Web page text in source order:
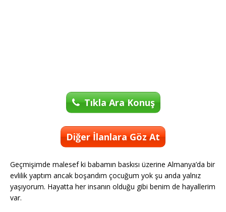
Tıkla Ara Konuş
Diğer İlanlara Göz At
Geçmişimde malesef ki babamın baskısı üzerine Almanya’da bir
evlilik yaptım ancak boşandım çocuğum yok şu anda yalnız
yaşıyorum. Hayatta her insanın olduğu gibi benim de hayallerim
var.